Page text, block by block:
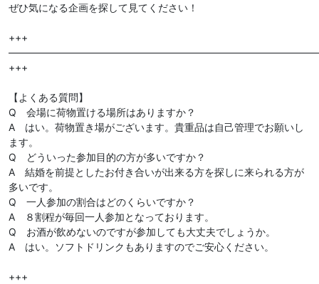
ぜひ気になる企画を探して見てください！
+++
+++
【よくある質問】
Q 会場に荷物置ける場所はありますか？
A はい。荷物置き場がございます。貴重品は自己管理でお願いし
ます。
Q どういった参加目的の方が多いですか？
A 結婚を前提としたお付き合いが出来る方を探しに来られる方が
多いです。
Q 一人参加の割合はどのくらいですか？
A ８割程が毎回一人参加となっております。
Q お酒が飲めないのですが参加しても大丈夫でしょうか。
A はい。ソフトドリンクもありますのでご安心ください。
+++